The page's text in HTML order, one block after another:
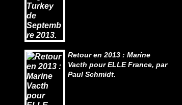
Retour en 2013 : Marine
Vacth pour ELLE France, par
Paul Schmidt.